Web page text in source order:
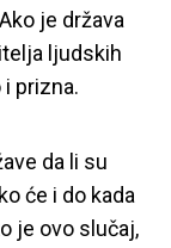
je država
ljudskih
prizna.
da li su
će i do kada
je ovo slučaj,